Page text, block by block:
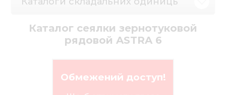
Інформація
Інформація
Каталог сеялки зернотуковой
рядовой ASTRA 6
Обмежений доступ!